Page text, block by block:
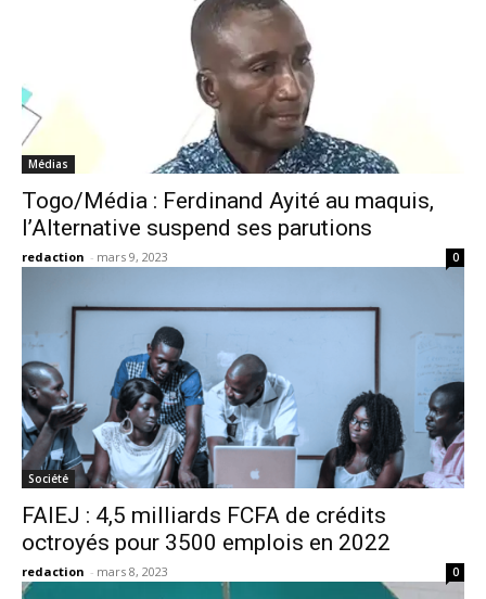
Médias
Togo/Média : Ferdinand Ayité au maquis,
l’Alternative suspend ses parutions
redaction - mars 9, 2023 0
Société
FAIEJ : 4,5 milliards FCFA de crédits
octroyés pour 3500 emplois en 2022
redaction - mars 8, 2023 0